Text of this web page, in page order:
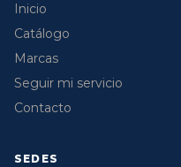
Inicio
Catálogo
Marcas
Seguir mi servicio
Contacto
SEDES